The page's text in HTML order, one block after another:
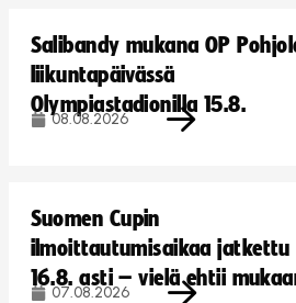
Salibandy mukana OP
liikuntapäivässä
Olympiastadionilla 15.8.
08.08.2026
Suomen Cupin
ilmoittautumisaikaa jatkettu
16.8. asti – vielä ehtii
07.08.2026